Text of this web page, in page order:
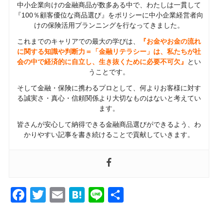
中小企業向けの金融商品が数多ある中で、わたしは一貫して
『100％顧客優位な商品選び』をポリシーに中小企業経営者向
けの保険活用プランニングを行なってきました。
これまでのキャリアでの最大の学びは、
『お金やお金の流れ
に関する知識や判断力＝「金融リテラシー」は、私たちが社
会の中で経済的に自立し、生き抜くために必要不可欠』
とい
うことです。
そして金融・保険に携わるプロとして、何よりお客様に対す
る誠実さ・真心・信頼関係より大切なものはないと考えてい
ます。
皆さんが安心して納得できる金融商品選びができるよう、わ
かりやすい記事を書き続けることで貢献していきます。
Facebook
Twitter
EmailHatena
Line共